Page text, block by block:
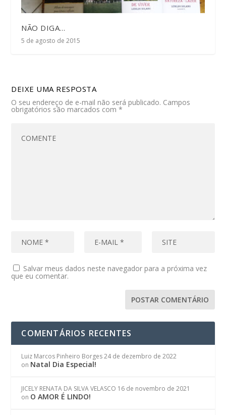
NÃO DIGA…
5 de agosto de 2015
DEIXE UMA RESPOSTA
O seu endereço de e-mail não será publicado. Campos
obrigatórios são marcados com*
Salvar meus dados neste navegador para a próxima vez
que eu comentar.
COMENTÁRIOS RECENTES
Luiz Marcos Pinheiro Borges 24 de dezembro de 2022
on Natal Dia Especial!
JICELY RENATA DA SILVA VELASCO 16 de novembro de 2021
on O AMOR É LINDO!